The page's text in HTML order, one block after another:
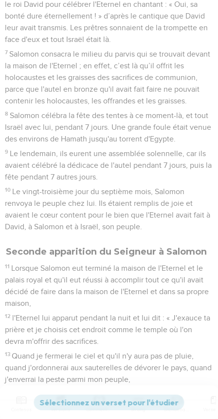
3 Tous les Israélites virent descendre le feu et la gloire de
l'Eternel sur le temple. Ils s’agenouillèrent, le visage contre
terre, sur le pavé, ils adorèrent et célébrèrent l'Eternel en
disant : « Il est bon, oui, sa bonté dure éternellement ! »
4
Le roi et tout le peuple offrirent des sacrifices devant
l'Eternel.
5 Le roi Salomon offrit 22'000 bœufs et 120'000 brebis en
sacrifice. C’est ainsi que le roi et tout le peuple firent la
dédicace de la maison de Dieu.
6 Les prêtres se tenaient à leur poste, ainsi que les Lévites
avec les instruments fabriqués en l'honneur de l'Eternel par
le roi David pour célébrer l'Eternel en chantant : « Oui, sa
bonté dure éternellement ! » d’après le cantique que David
leur avait transmis. Les prêtres sonnaient de la trompette en
face d'eux et tout Israël était là.
Salomon consacra le milieu du parvis qui se trouvait devant
la maison de l'Eternel ; en effet, c’est là qu’il offrit les
holocaustes et les graisses des sacrifices de communion,
contenir les holocaustes, les offrandes et les graisses.
Israël avec lui, pendant 7 jours. Une grande foule était venue
des environs de Hamath jusqu'au torrent d'Egypte.
Le lendemain, ils eurent une assemblée solennelle, car ils
avaient célébré la dédicace de l'autel pendant 7 jours, puis la
fête pendant 7 autres jours.
Le vingt-troisième jour du septième mois, Salomon
renvoya le peuple chez lui. Ils étaient remplis de joie et
avaient le cœur content pour le bien que l'Eternel avait fait à
David, à Salomon et à Israël, son peuple.
Seconde apparition du Seigneur à Salomon
Versions Commentaires Strong